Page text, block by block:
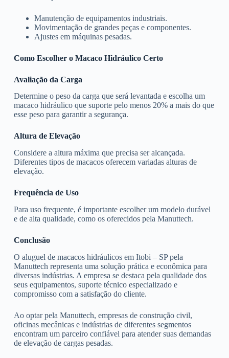
Manutenção de equipamentos industriais.
Movimentação de grandes peças e componentes.
Ajustes em máquinas pesadas.
Como Escolher o Macaco Hidráulico Certo
Avaliação da Carga
Determine o peso da carga que será levantada e escolha um
macaco hidráulico que suporte pelo menos 20% a mais do que
esse peso para garantir a segurança.
Altura de Elevação
Considere a altura máxima que precisa ser alcançada.
Diferentes tipos de macacos oferecem variadas alturas de
elevação.
Frequência de Uso
Para uso frequente, é importante escolher um modelo durável
e de alta qualidade, como os oferecidos pela Manuttech.
Conclusão
O aluguel de macacos hidráulicos em Itobi – SP pela
Manuttech representa uma solução prática e econômica para
diversas indústrias. A empresa se destaca pela qualidade dos
seus equipamentos, suporte técnico especializado e
compromisso com a satisfação do cliente.
Ao optar pela Manuttech, empresas de construção civil,
oficinas mecânicas e indústrias de diferentes segmentos
encontram um parceiro confiável para atender suas demandas
de elevação de cargas pesadas.